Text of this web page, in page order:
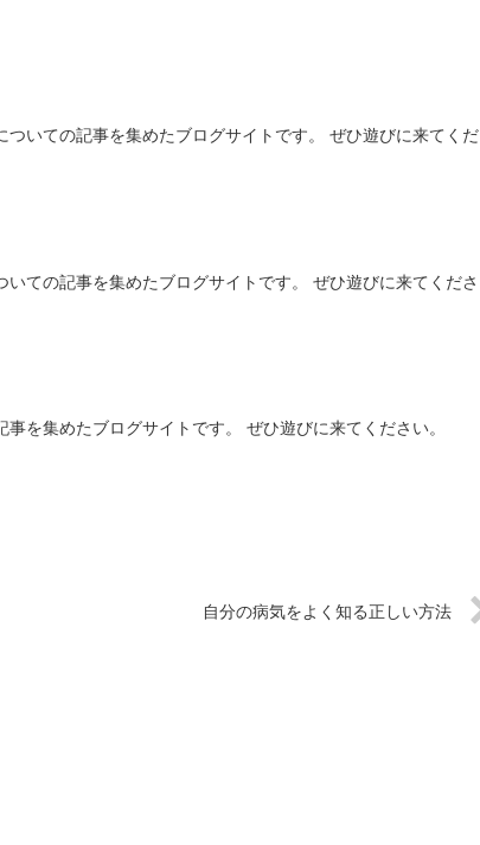
ついての記事を集めたブログサイトです。 ぜひ遊びに来てくだ
ての記事を集めたブログサイトです。 ぜひ遊びに来てくださ
を集めたブログサイトです。 ぜひ遊びに来てください。
自分の病気をよく知る正しい方法